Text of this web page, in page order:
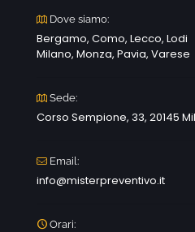
Dove siamo:
Bergamo, Como, Lecco, Lodi
Milano, Monza, Pavia, Varese
Sede:
Corso Sempione, 33, 20145
Email:
info@misterpreventivo.it
Orari: